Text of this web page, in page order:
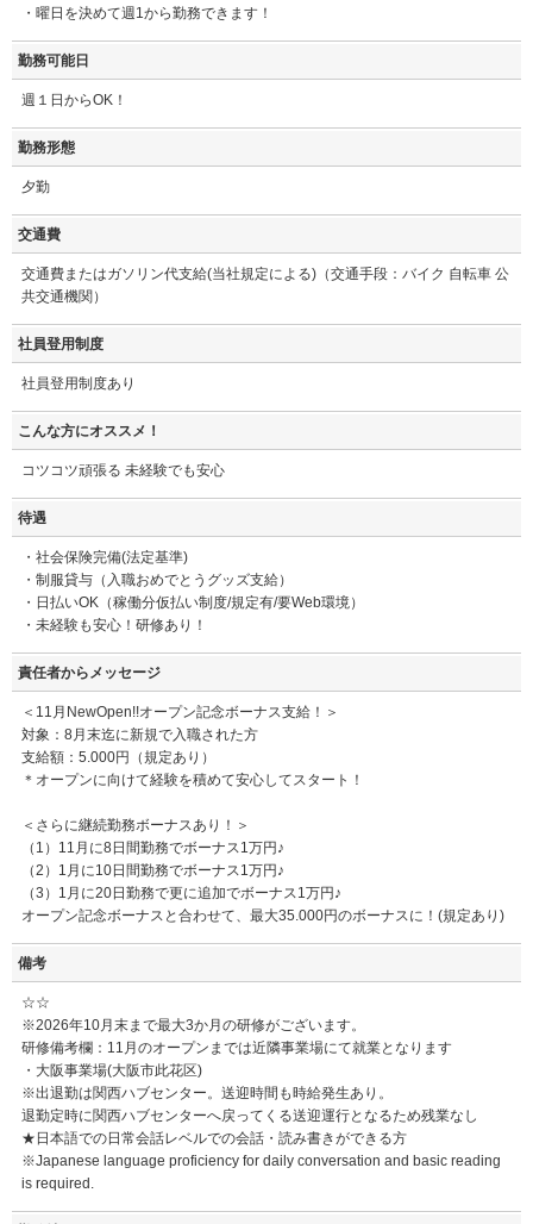
・曜日を決めて週1から勤務できます！
勤務可能日
週１日からOK！
勤務形態
夕勤
交通費
交通費またはガソリン代支給(当社規定による)（交通手段：バイク 自転車 公
共交通機関）
社員登用制度
社員登用制度あり
こんな方にオススメ！
コツコツ頑張る 未経験でも安心
待遇
・社会保険完備(法定基準)
・制服貸与（入職おめでとうグッズ支給）
・日払いOK（稼働分仮払い制度/規定有/要Web環境）
・未経験も安心！研修あり！
責任者からメッセージ
＜11月NewOpen!!オープン記念ボーナス支給！＞
対象：8月末迄に新規で入職された方
支給額：5.000円（規定あり）
＊オープンに向けて経験を積めて安心してスタート！
＜さらに継続勤務ボーナスあり！＞
（1）11月に8日間勤務でボーナス1万円♪
（2）1月に10日間勤務でボーナス1万円♪
（3）1月に20日勤務で更に追加でボーナス1万円♪
オープン記念ボーナスと合わせて、最大35.000円のボーナスに！(規定あり)
備考
☆☆
※2026年10月末まで最大3か月の研修がございます。
研修備考欄：11月のオープンまでは近隣事業場にて就業となります
・大阪事業場(大阪市此花区)
※出退勤は関西ハブセンター。送迎時間も時給発生あり。
退勤定時に関西ハブセンターへ戻ってくる送迎運行となるため残業なし
★日本語での日常会話レベルでの会話・読み書きができる方
※Japanese language proficiency for daily conversation and basic reading
is required.